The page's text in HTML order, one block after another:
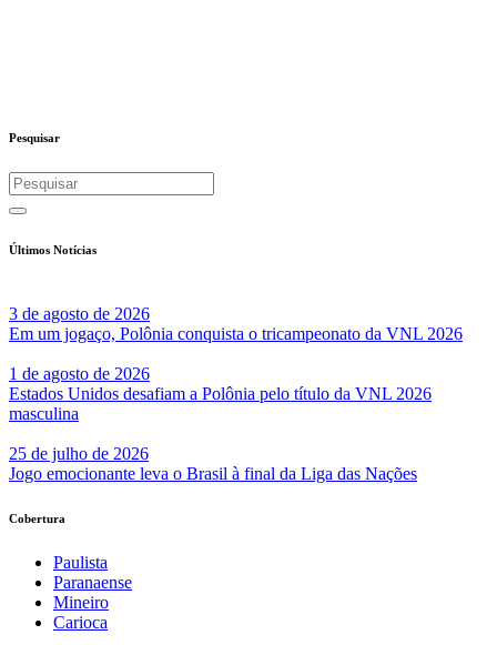
Pesquisar
Últimos Notícias
3 de agosto de 2026
Em um jogaço, Polônia conquista o tricampeonato da VNL 2026
1 de agosto de 2026
Estados Unidos desafiam a Polônia pelo título da VNL 2026
masculina
25 de julho de 2026
Jogo emocionante leva o Brasil à final da Liga das Nações
Cobertura
Paulista
Paranaense
Mineiro
Carioca